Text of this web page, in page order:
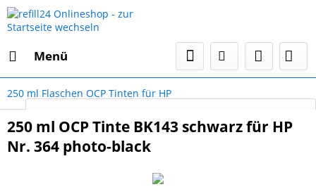
Menü
250 ml Flaschen OCP Tinten für HP
250 ml OCP Tinte BK143 schwarz für HP
Nr. 364 photo-black